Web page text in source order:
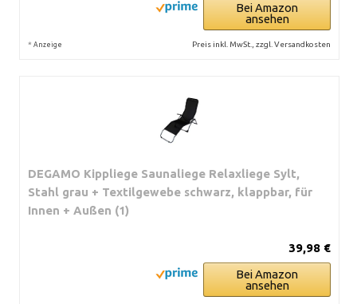
Bei Amazon
ansehen
* Anzeige Preis inkl. MwSt., zzgl. Versandkosten
DEGAMO Kippliege Saunaliege Relaxliege Sylt,
Stahl grau + Textilgewebe schwarz, klappbar, für
Innen + Außen (1)
39,98 €
Bei Amazon
ansehen